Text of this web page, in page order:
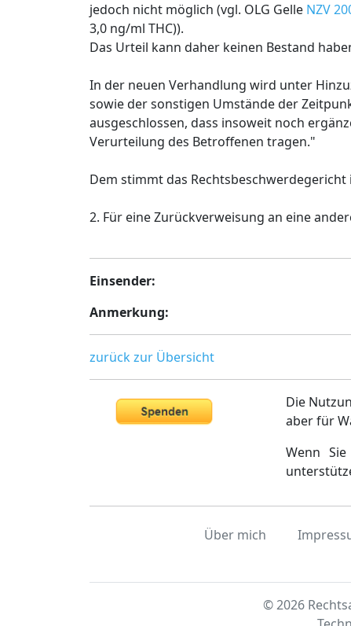
jedoch nicht möglich (vgl. OLG Gelle NZV
3,0 ng/ml THC)).
Das Urteil kann daher keinen Bestand
In der neuen Verhandlung wird unter
sowie der sonstigen Umstände der
ausgeschlossen, dass insoweit noch
Verurteilung des Betroffenen tragen."
Dem stimmt das
2. Für eine Zurückverweisung an eine
Einsender:
Anmerkung:
zurück zur Übersicht
Die
aber für
Wenn
Über mich
© 2026